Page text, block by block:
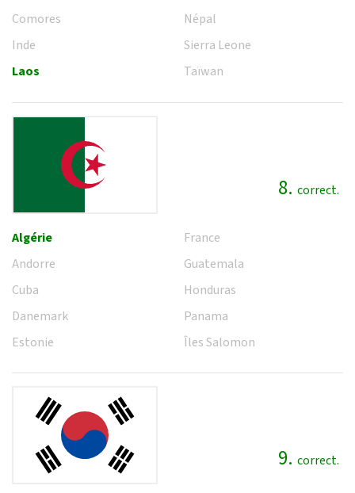
Comores
Inde
Laos
Népal
Sierra Leone
Taïwan
8. correct.
Algérie
Andorre
Cuba
Danemark
Estonie
France
Guatemala
Honduras
Panama
Îles Salomon
9. correct.